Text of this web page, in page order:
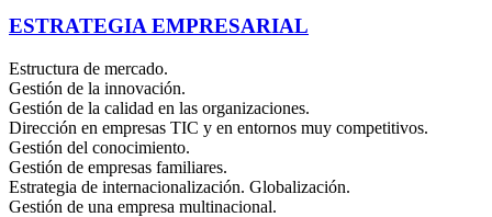
ESTRATEGIA EMPRESARIAL
Estructura de mercado.
Gestión de la innovación.
Gestión de la calidad en las organizaciones.
Dirección en empresas TIC y en entornos muy competitivos.
Gestión del conocimiento.
Gestión de empresas familiares.
Estrategia de internacionalización. Globalización.
Gestión de una empresa multinacional.